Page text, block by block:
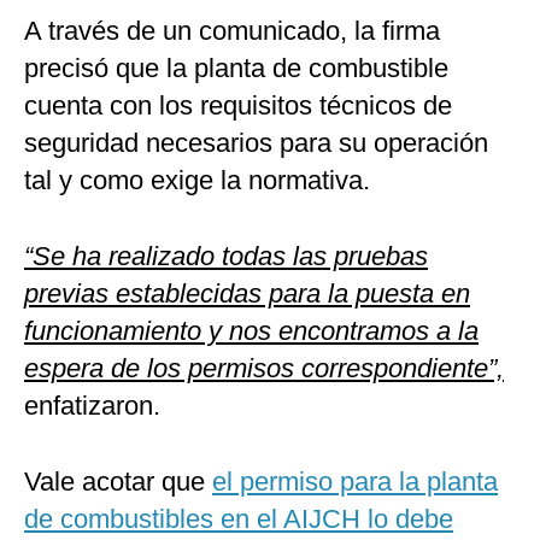
A través de un comunicado, la firma
precisó que la planta de combustible
cuenta con los requisitos técnicos de
seguridad necesarios para su operación
tal y como exige la normativa.
“Se ha realizado todas las pruebas
previas establecidas para la puesta en
funcionamiento y nos encontramos a la
espera de los permisos correspondiente”,
enfatizaron.
Vale acotar que el permiso para la planta
de combustibles en el AIJCH lo debe